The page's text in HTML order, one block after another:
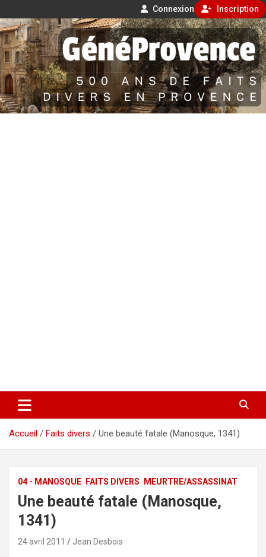
Connexion Inscription
Aller
au
contenu
GénéProvence
500 ans de faits divers en Provence
Accueil Faits divers Une beauté fatale (Manosque, 1341)
04 - MANOSQUE FAITS DIVERS MEURTRE/ASSASSINAT
Une beauté fatale (Manosque,
1341)
24 avril 2011 Jean Desbois